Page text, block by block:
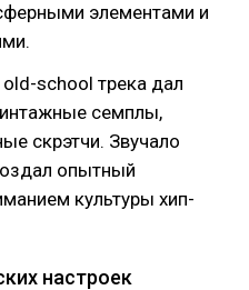
элементами и
school трека дал
семплы,
скрэтчи. Звучало
опытный
культуры хип-
настроек